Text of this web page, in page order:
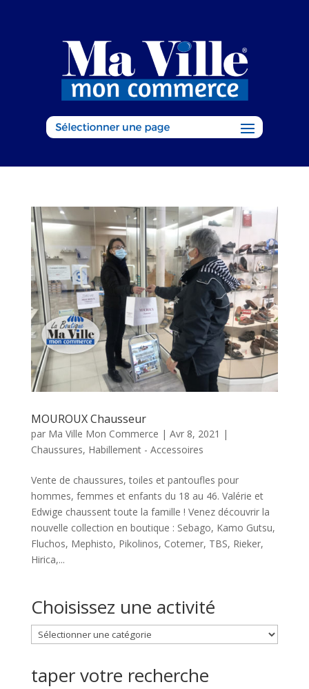
MOUROUX Chausseur
par Ma Ville Mon Commerce | Avr 8, 2021 |
Chaussures, Habillement - Accessoires
Vente de chaussures, toiles et pantoufles pour
hommes, femmes et enfants du 18 au 46. Valérie et
Edwige chaussent toute la famille ! Venez découvrir la
nouvelle collection en boutique : Sebago, Kamo Gutsu,
Fluchos, Mephisto, Pikolinos, Cotemer, TBS, Rieker,
Hirica,...
Choisissez une activité
Choisissez
une
taper votre recherche